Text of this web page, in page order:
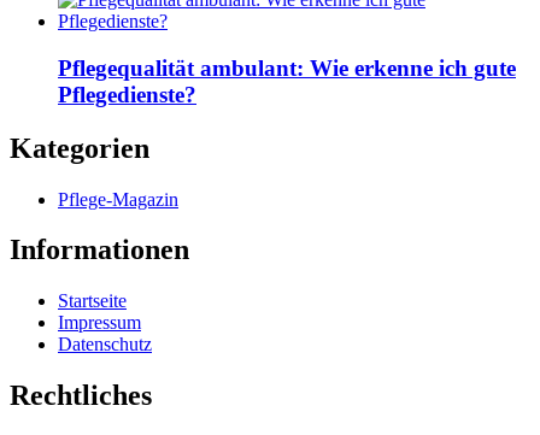
Pflegequalität ambulant: Wie erkenne ich gute
Pflegedienste?
Kategorien
Pflege-Magazin
Informationen
Startseite
Impressum
Datenschutz
Rechtliches